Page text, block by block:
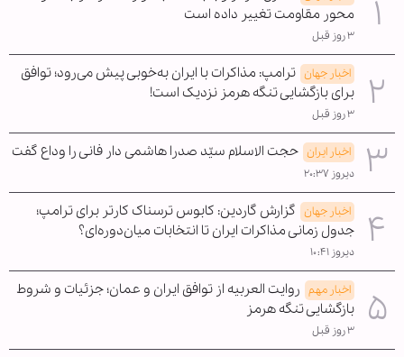
محور مقاومت تغییر داده است
۳ روز قبل
اخبار جهان ترامپ: مذاکرات با ایران به‌خوبی پیش می‌رود؛ توافق
برای بازگشایی تنگه هرمز نزدیک است!
۳ روز قبل
اخبار ایران حجت الاسلام سیّد صدرا هاشمی دار فانی را وداع گفت
دیروز ۲۰:۳۷
اخبار جهان گزارش گاردین: کابوس ترسناک کارتر برای ترامپ؛
جدول زمانی مذاکرات ایران تا انتخابات میان‌دوره‌ای؟
دیروز ۱۰:۴۱
اخبار مهم روایت العربیه از توافق ایران و عمان؛ جزئیات و شروط
بازگشایی تنگه هرمز
۳ روز قبل